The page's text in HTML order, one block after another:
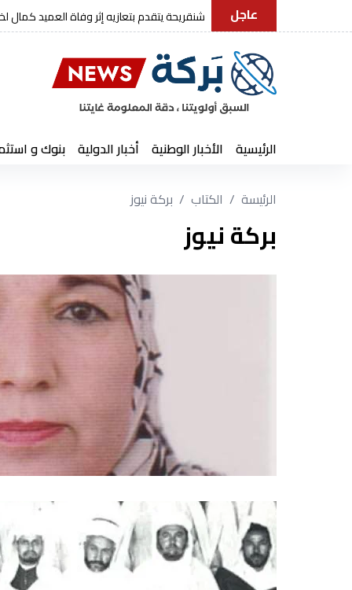
عاجل رئيس الجمهورية يعزي في وفاة العميد كمال
الرئيسية الأخبار الوطنية أخبار الدولية بنوك و
الرئيسة الكتاب بركة نيوز
بركة نيوز